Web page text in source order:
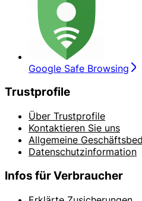
Google Safe Browsing
Trustprofile
Über Trustprofile
Kontaktieren Sie uns
Allgemeine
Datenschutzinformation
Infos für Verbraucher